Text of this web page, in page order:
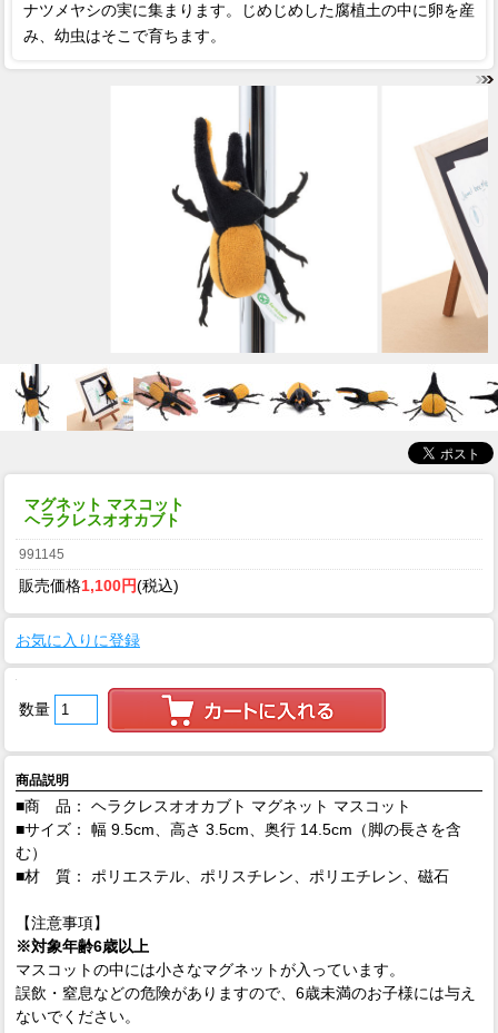
ナツメヤシの実に集まります。じめじめした腐植土の中に卵を産
み、幼虫はそこで育ちます。
マグネット マスコット
ヘラクレスオオカブト
991145
販売価格1,100円(税込)
お気に入りに登録
数量
商品説明
■商 品： ヘラクレスオオカブト マグネット マスコット
■サイズ： 幅 9.5cm、高さ 3.5cm、奥行 14.5cm（脚の長さを含
む）
■材 質： ポリエステル、ポリスチレン、ポリエチレン、磁石
【注意事項】
※対象年齢6歳以上
マスコットの中には小さなマグネットが入っています。
誤飲・窒息などの危険がありますので、6歳未満のお子様には与え
ないでください。